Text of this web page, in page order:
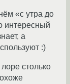
«с утра до
интересный
а
:)
столько